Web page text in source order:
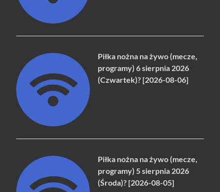
Piłka nożna na żywo (mecze,
programy) 6 sierpnia 2026
(Czwartek)? [2026-08-06]
Piłka nożna na żywo (mecze,
programy) 5 sierpnia 2026
(Środa)? [2026-08-05]